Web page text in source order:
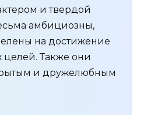
и твердой
амбициозны,
на достижение
целей. Также они
и дружелюбным